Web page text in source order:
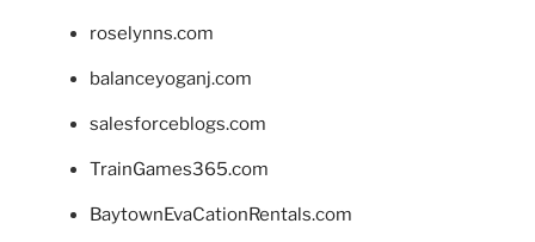
roselynns.com
balanceyoganj.com
salesforceblogs.com
TrainGames365.com
BaytownEvaCationRentals.com